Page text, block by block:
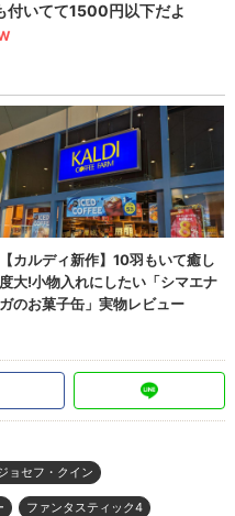
ョセフ・クイン
ファンタスティック4